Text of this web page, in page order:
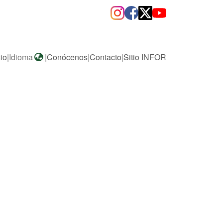
|Idioma |Conócenos|Contacto|Sitio INFOR